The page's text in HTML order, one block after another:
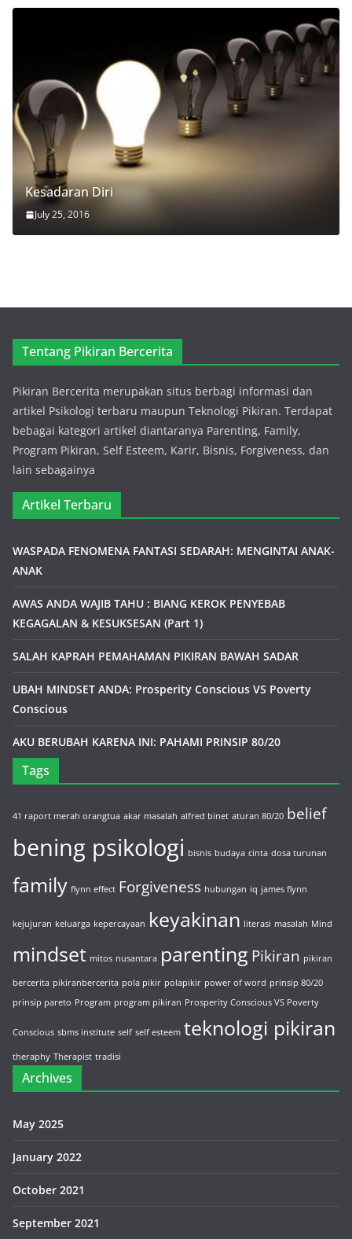
Kesadaran Diri
July 25, 2016
Tentang Pikiran Bercerita
Pikiran Bercerita merupakan situs berbagi informasi dan
artikel Psikologi terbaru maupun Teknologi Pikiran. Terdapat
bebagai kategori artikel diantaranya Parenting, Family,
Program Pikiran, Self Esteem, Karir, Bisnis, Forgiveness, dan
lain sebagainya
Artikel Terbaru
WASPADA FENOMENA FANTASI SEDARAH: MENGINTAI ANAK-
ANAK
AWAS ANDA WAJIB TAHU : BIANG KEROK PENYEBAB
KEGAGALAN & KESUKSESAN (Part 1)
SALAH KAPRAH PEMAHAMAN PIKIRAN BAWAH SADAR
UBAH MINDSET ANDA: Prosperity Conscious VS Poverty
Conscious
AKU BERUBAH KARENA INI: PAHAMI PRINSIP 80/20
Tags
41 raport merah orangtua akar masalah alfred binet aturan 80/20 belief
bening psikologi bisnis budaya cinta dosa turunan
family flynn effect Forgiveness hubungan iq james flynn
kejujuran keluarga kepercayaan keyakinan literasi masalah Mind
mindset mitos nusantara parenting Pikiran pikiran
bercerita pikiranbercerita pola pikir polapikir power of word prinsip 80/20
prinsip pareto Program program pikiran Prosperity Conscious VS Poverty
Conscious sbms institute self self esteem teknologi pikiran
theraphy Therapist tradisi
Archives
May 2025
January 2022
October 2021
September 2021